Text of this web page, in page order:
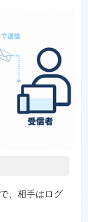
、相手はログ